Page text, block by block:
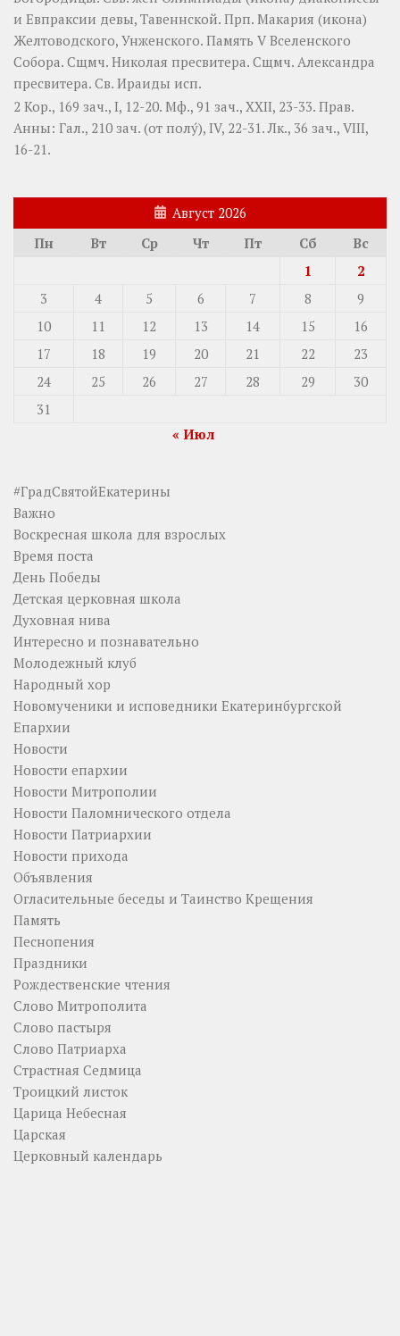
и Евпраксии девы, Тавеннской. Прп. Макария (икона)
Желтоводского, Унженского. Память V Вселенского
Собора. Сщмч. Николая пресвитера. Сщмч. Александра
пресвитера. Св. Ираиды исп.
2 Кор., 169 зач., I, 12-20. Мф., 91 зач., XXII, 23-33. Прав.
Анны: Гал., 210 зач. (от полу́), IV, 22-31. Лк., 36 зач., VIII,
16-21.
Август 2026
Пн
Вт Ср Чт Пт Сб
Вс
1
2
3
4 5 6 7 8
9
10
11 12 13 14 15
16
17
18 19 20 21 22
23
24
25 26 27 28 29
30
31
« Июл
#ГрадСвятойЕкатерины
Важно
Воскресная школа для взрослых
Время поста
День Победы
Детская церковная школа
Духовная нива
Интересно и познавательно
Молодежный клуб
Народный хор
Новомученики и исповедники Екатеринбургской
Епархии
Новости
Новости епархии
Новости Митрополии
Новости Паломнического отдела
Новости Патриархии
Новости прихода
Объявления
Огласительные беседы и Таинство Крещения
Память
Песнопения
Праздники
Рождественские чтения
Слово Митрополита
Слово пастыря
Слово Патриарха
Страстная Седмица
Троицкий листок
Царица Небесная
Царская
Церковный календарь